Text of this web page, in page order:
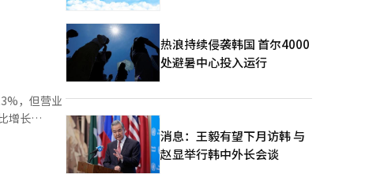
，但营业
增长
长
热浪持续侵袭韩国 首尔4000
处避暑中心投入运行
消息：王毅有望下月访韩 与
赵显举行韩中外长会谈